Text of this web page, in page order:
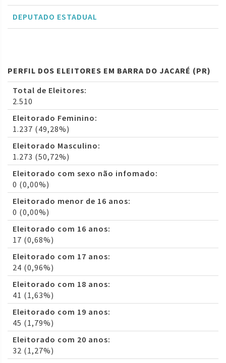
DEPUTADO ESTADUAL
PERFIL DOS ELEITORES EM BARRA DO JACARÉ (PR)
Total de Eleitores:
2.510
Eleitorado Feminino:
1.237 (49,28%)
Eleitorado Masculino:
1.273 (50,72%)
Eleitorado com sexo não infomado:
0 (0,00%)
Eleitorado menor de 16 anos:
0 (0,00%)
Eleitorado com 16 anos:
17 (0,68%)
Eleitorado com 17 anos:
24 (0,96%)
Eleitorado com 18 anos:
41 (1,63%)
Eleitorado com 19 anos:
45 (1,79%)
Eleitorado com 20 anos:
32 (1,27%)